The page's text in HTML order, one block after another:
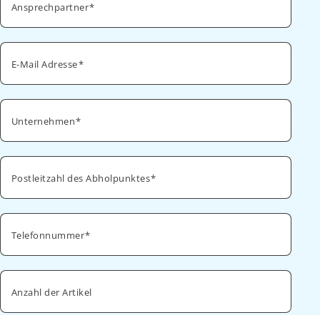
Ansprechpartner
E-Mail Adresse
Unternehmen
Postleitzahl des Abholpunktes
Telefonnummer
Anzahl der Artikel